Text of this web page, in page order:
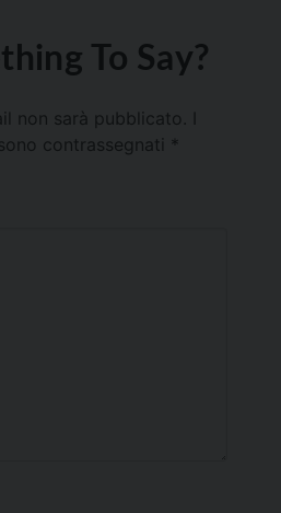
To Say?
non sarà pubblicato.
contrassegnati *